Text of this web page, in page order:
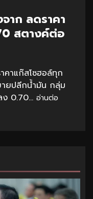
าก ลดราคา
สตางค์ต่อ
คาแก๊สโซฮอล์ทุก
ยปลีกน้ำมัน กลุ่ม
0.70... อ่านต่อ